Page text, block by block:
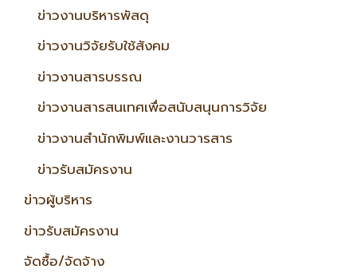
ข่าวงานบริหารพัสดุ
ข่าวงานวิจัยรับใช้สังคม
ข่าวงานสารบรรณ
ข่าวงานสารสนเทศเพื่อสนับสนุนการวิจัย
ข่าวงานสำนักพิมพ์และงานวารสาร
ข่าวรับสมัครงาน
ข่าวผู้บริหาร
ข่าวรับสมัครงาน
จัดซื้อ/จัดจ้าง